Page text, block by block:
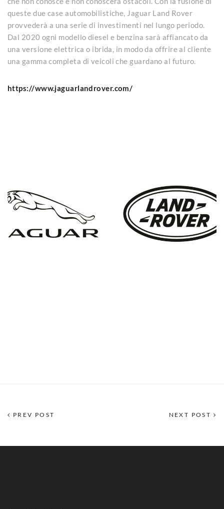
queste due case automobilistiche, Jaguar Land Rover
provvederà a una serie di investimenti nel lungo periodo.
Dal 2020 ogni modello diesel e benzina sarà affiancato da
una versione elettrica o ibrida, in modo da offrire al cliente
una gamma completa di veicoli che guardano al futuro.
https://www.jaguarlandrover.com/
PREV POST NEXT POST